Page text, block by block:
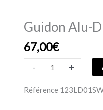
Guidon Alu-
67,00€
-
quantité
Guidon
Alu-
+
Référence